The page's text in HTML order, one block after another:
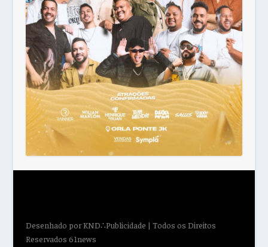
Desenhado porKND∴Publicidade | Todos os Direitos
Reservados 61news